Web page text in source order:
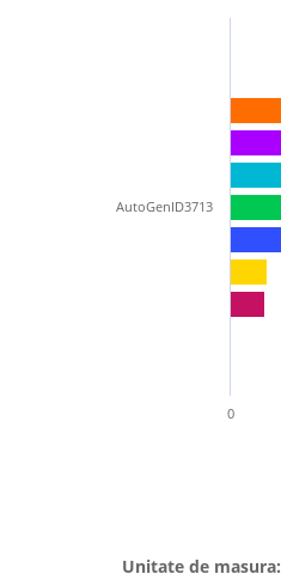
AutoGenID3713
0
Unitate de masura: